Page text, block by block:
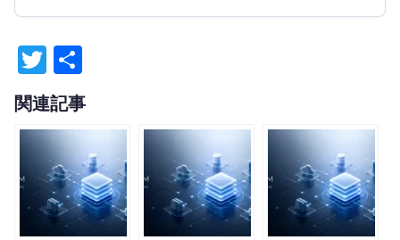
T
w
it
te
r
有
関連記事